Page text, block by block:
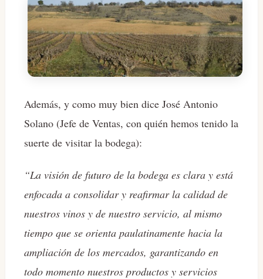
Además, y como muy bien dice José Antonio
Solano (Jefe de Ventas, con quién hemos tenido la
suerte de visitar la bodega):
“La visión de futuro de la bodega es clara y está
enfocada a consolidar y reafirmar la calidad de
nuestros vinos y de nuestro servicio, al mismo
tiempo que se orienta paulatinamente hacia la
ampliación de los mercados, garantizando en
todo momento nuestros productos y servicios